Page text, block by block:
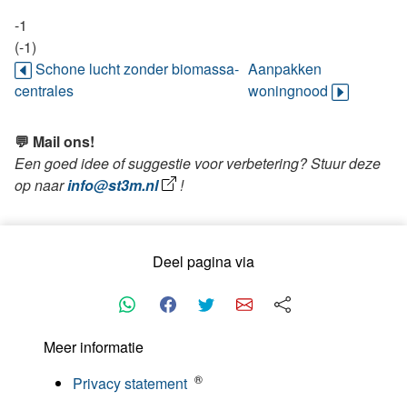
-1
(-1)
Schone lucht zonder biomassa-
centrales
Aanpakken
woningnood
💬 Mail ons!
Een goed idee of suggestie voor verbetering? Stuur deze
op naarinfo@st3m.nl !
Deel pagina via
Meer informatie
Privacy statement ®